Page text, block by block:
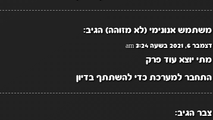
משתמש אנונימי (לא מזוהה) הגיב:
דצמבר 6, 2021 בשעה 3:24 am
מתי ‏יוצא עוד פרק
התחבר למערכת כדי להשתתף בדיון
צבר הגיב: